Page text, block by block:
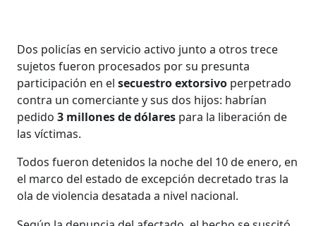
Dos policías en servicio activo junto a otros trece
sujetos fueron procesados por su presunta
participación en elsecuestro extorsivo perpetrado
contra un comerciante y sus dos hijos: habrían
pedido3 millones de dólares para la liberación de
las víctimas.
Todos fueron detenidos la noche del 10 de enero, en
el marco del estado de excepción decretado tras la
ola de violencia desatada a nivel nacional.